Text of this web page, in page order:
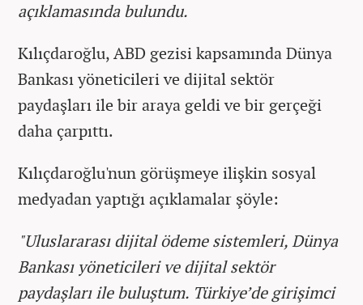
açıklamasında bulundu.
Kılıçdaroğlu, ABD gezisi kapsamında Dünya
Bankası yöneticileri ve dijital sektör
paydaşları ile bir araya geldi ve bir gerçeği
daha çarpıttı.
Kılıçdaroğlu'nun görüşmeye ilişkin sosyal
medyadan yaptığı açıklamalar şöyle:
"Uluslararası dijital ödeme sistemleri, Dünya
Bankası yöneticileri ve dijital sektör
paydaşları ile buluştum. Türkiye’de girişimci